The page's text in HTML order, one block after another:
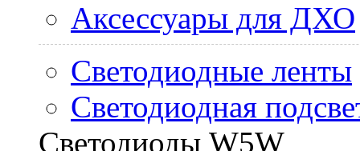
Аксессуары для ДХО
Светодиодные ленты
Светодиодная
Светодиоды W5W